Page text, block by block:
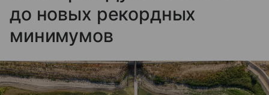
до новых рекордных
минимумов